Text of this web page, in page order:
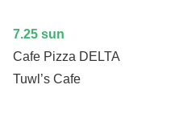
7.25 sun
Cafe Pizza DELTA
Tuwl’s Cafe